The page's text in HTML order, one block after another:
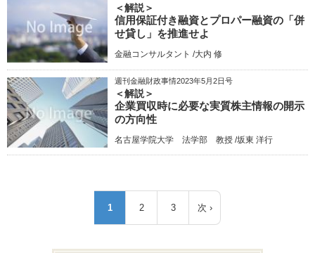
＜解説＞
信用保証付き融資とプロパー融資の「併
せ貸し」を推進せよ
金融コンサルタント /大内 修
週刊金融財政事情2023年5月2日号
＜解説＞
企業買収時に必要な実質株主情報の開示
の方向性
名古屋学院大学 法学部 教授 /坂東 洋行
1
2
3
次 ›